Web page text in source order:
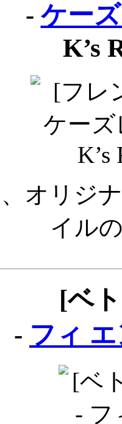
- ケー
K’s
オリジ
イル
[ベ
- フィ